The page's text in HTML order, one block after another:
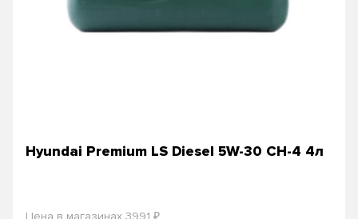
Hyundai Premium LS Diesel 5W-30 CH-4 4л
Цена в магазинах 3991 ₽